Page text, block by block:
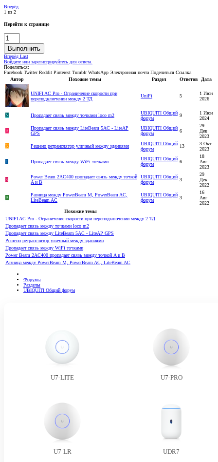
Вперёд
1 из 2
Перейти к странице
Выполнить
Вперёд Last
Войдите или зарегистрируйтесь для ответа.
Поделиться:
Facebook Twitter Reddit Pinterest Tumblr WhatsApp Электронная почта Поделиться Ссылка
Автор
Похожие темы Раздел Ответов Дата
UNIFI AC Pro - Ограничение скорости при
переподключении между 2 ТД
UniFi 5
1 Июн
2026
N Пропадает связь между точками loco m2
UBIQUITI Общий
форум
9
1 Июн
2024
A
Пропадает связь между LiteBeam 5AC - LiteAP
GPS
UBIQUITI Общий
форум
6
29
Дек
2023
K
Решено ретранслятор уличный между зданиями
UBIQUITI Общий
форум
13
3 Окт
2023
L Пропадает связь между WiFi точками
UBIQUITI Общий
форум
6
18
Авг
2023
S
Power Beam 2AC400 пропадает связь между точкой
A и B
UBIQUITI Общий
форум
3
29
Дек
2022
A
Разница между PowerBeam M, PowerBeam AC,
LiteBeam AC
UBIQUITI Общий
форум
3
16
Авг
2022
Похожие темы
UNIFI AC Pro - Ограничение скорости при переподключении между 2 ТД
Пропадает связь между точками loco m2
Пропадает связь между LiteBeam 5AC - LiteAP GPS
Решено ретранслятор уличный между зданиями
Пропадает связь между WiFi точками
Power Beam 2AC400 пропадает связь между точкой A и B
Разница между PowerBeam M, PowerBeam AC, LiteBeam AC
Форумы
Разделы
UBIQUITI Общий форум
U7-LITE U7-PRO
U7-LR UDR7